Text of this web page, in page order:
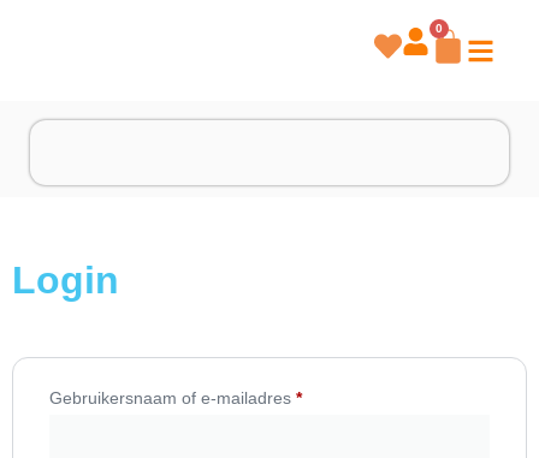
0
Login
Gebruikersnaam of e-mailadres *